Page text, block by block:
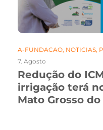
A-FUNDACAO, NOTICIAS,
7. Agosto
Redução do
irrigação terá
Mato Grosso do